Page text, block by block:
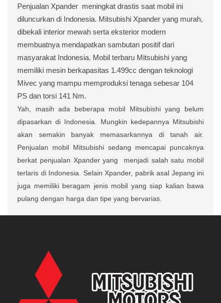
Penjualan Xpander meningkat drastis saat mobil ini
diluncurkan di Indonesia. Mitsubishi Xpander yang murah,
dibekali interior mewah serta eksterior modern
membuatnya mendapatkan sambutan positif dari
masyarakat Indonesia. Mobil terbaru Mitsubishi yang
memiliki mesin berkapasitas 1.499cc dengan teknologi
Mivec yang mampu memproduksi tenaga sebesar 104
PS dan torsi 141 Nm.
Yah, masih ada beberapa mobil Mitsubishi yang belum
dipasarkan di Indonesia. Mungkin kedepannya Mitsubishi
akan semakin banyak memasarkannya di tanah air.
Penjualan mobil Mitsubishi sedang mencapai puncaknya
berkat penjualan Xpander yang
menjadi salah satu mobil
terlaris di Indonesia. Selain Xpander, pabrik asal Jepang ini
juga memiliki beragam jenis mobil yang siap kalian bawa
pulang dengan harga dan tipe yang bervarias.